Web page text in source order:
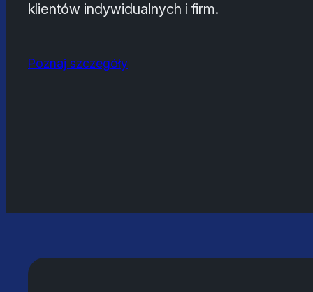
klientów indywidualnych i firm.
Poznaj szczegóły